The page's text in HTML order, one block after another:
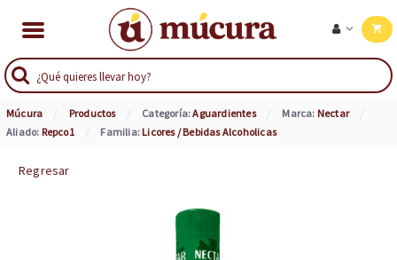
Múcura Productos Categoría:Aguardientes Marca: Nectar
Aliado: Repco1 Familia: Licores / Bebidas Alcoholicas
Regresar